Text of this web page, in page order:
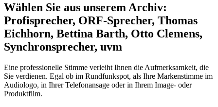
Wählen Sie aus unserem Archiv:
Profisprecher, ORF-Sprecher, Thomas
Eichhorn, Bettina Barth, Otto Clemens,
Synchronsprecher, uvm
Eine professionelle Stimme verleiht Ihnen die Aufmerksamkeit, die
Sie verdienen. Egal ob im Rundfunkspot, als Ihre Markenstimme im
Audiologo, in Ihrer Telefonansage oder in Ihrem Image- oder
Produktfilm.